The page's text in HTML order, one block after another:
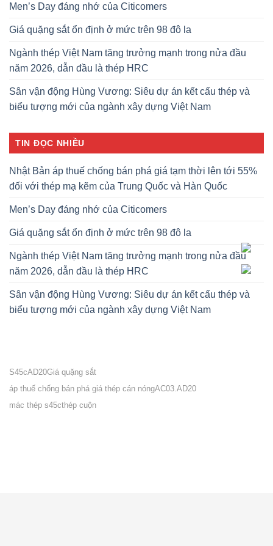
Men’s Day đáng nhớ của Citicomers
Giá quặng sắt ổn định ở mức trên 98 đô la
Ngành thép Việt Nam tăng trưởng mạnh trong nửa đầu
năm 2026, dẫn đầu là thép HRC
Sân vận động Hùng Vương: Siêu dự án kết cấu thép và
biểu tượng mới của ngành xây dựng Việt Nam
TIN ĐỌC NHIỀU
Nhật Bản áp thuế chống bán phá giá tạm thời lên tới 55%
đối với thép mạ kẽm của Trung Quốc và Hàn Quốc
Men’s Day đáng nhớ của Citicomers
Giá quặng sắt ổn định ở mức trên 98 đô la
Ngành thép Việt Nam tăng trưởng mạnh trong nửa đầu
năm 2026, dẫn đầu là thép HRC
Sân vận động Hùng Vương: Siêu dự án kết cấu thép và
biểu tượng mới của ngành xây dựng Việt Nam
S45cAD20Giá quặng sắt
áp thuế chống bán phá giá thép cán nóngAC03.AD20
mác thép s45cthép cuộn